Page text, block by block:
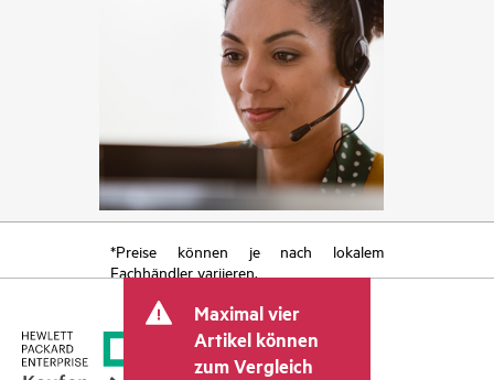
*Preise können je nach lokalem
Fachhändler variieren.
Maximal vier
Artikel können
zum Vergleich